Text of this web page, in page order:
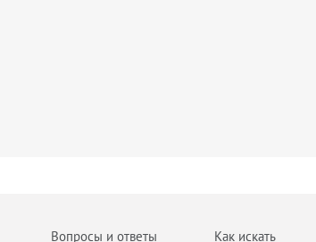
Вопросы и ответы Как искать